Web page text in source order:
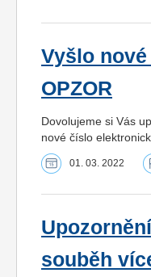
Vyšlo
OPZOR
Dovolujeme si Vás
nové číslo
01. 03. 2022
souběh